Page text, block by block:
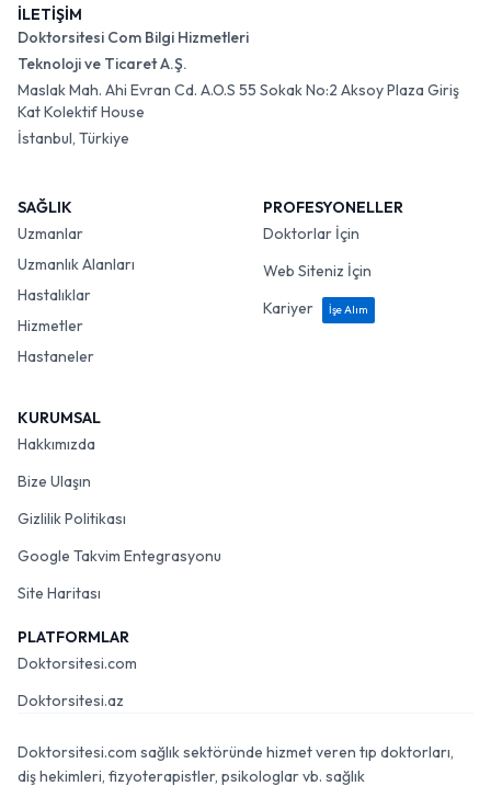
İLETİŞİM
Doktorsitesi Com Bilgi Hizmetleri
Teknoloji ve Ticaret A.Ş.
Maslak Mah. Ahi Evran Cd. A.O.S 55 Sokak No:2 Aksoy Plaza Giriş
Kat Kolektif House
İstanbul, Türkiye
SAĞLIK
Uzmanlar
Uzmanlık Alanları
Hastalıklar
Hizmetler
Hastaneler
PROFESYONELLER
Doktorlar İçin
Web Siteniz İçin
Kariyer
İşe Alım
KURUMSAL
Hakkımızda
Bize Ulaşın
Gizlilik Politikası
Google Takvim Entegrasyonu
Site Haritası
PLATFORMLAR
Doktorsitesi.com
Doktorsitesi.az
Doktorsitesi.com sağlık sektöründe hizmet veren tıp doktorları,
diş hekimleri, fizyoterapistler, psikologlar vb. sağlık